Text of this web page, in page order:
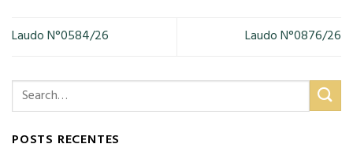
Laudo N°0584/26 Laudo N°0876/26
POSTS RECENTES